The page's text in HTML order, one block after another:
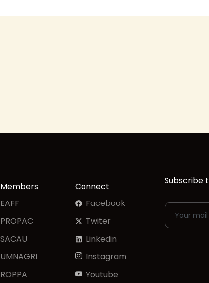
Members
EAFF
PROPAC
SACAU
UMNAGRI
ROPPA
Connect
Facebook
Twiter
Linkedin
Instagram
Youtube
Subscribe